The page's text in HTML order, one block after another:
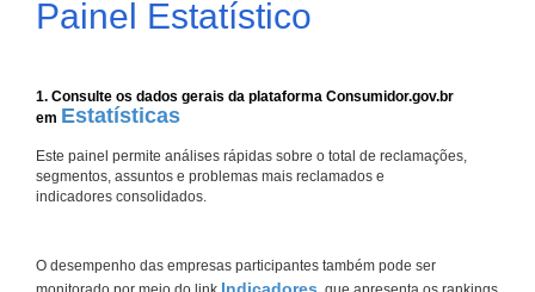
Painel Estatístico
1. Consulte os dados gerais da plataforma Consumidor.gov.br
em Estatísticas
Este painel permite análises rápidas sobre o total de reclamações,
segmentos, assuntos e problemas mais reclamados e
indicadores consolidados.
O desempenho das empresas participantes também pode ser